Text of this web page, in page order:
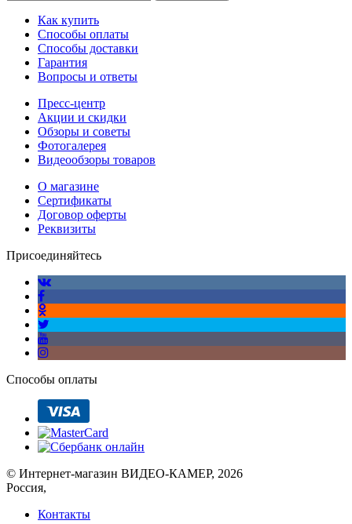
Как купить
Способы оплаты
Способы доставки
Гарантия
Вопросы и ответы
Пресс-центр
Акции и скидки
Обзоры и советы
Фотогалерея
Видеообзоры товаров
О магазине
Сертификаты
Договор оферты
Реквизиты
Присоединяйтесь
Способы оплаты
© Интернет-магазин ВИДЕО-КАМЕР, 2026
Россия,
Контакты